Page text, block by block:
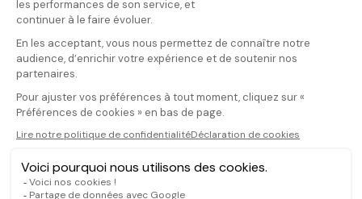
Donnez votre avis
Votre note
Votre commentaire
Il faut vous connecter pour
publier un avis
CONNEXION